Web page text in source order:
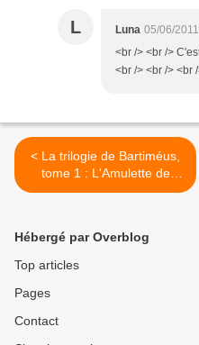
L Luna 05/06/
<br /> <br />
<br /> <br /> <br
< La trilogie de Bartiméus,
tome 1 : L'Amulette de
Samarcande de Jonathan
Hébergé par Overblog
Top articles
Pages
Contact